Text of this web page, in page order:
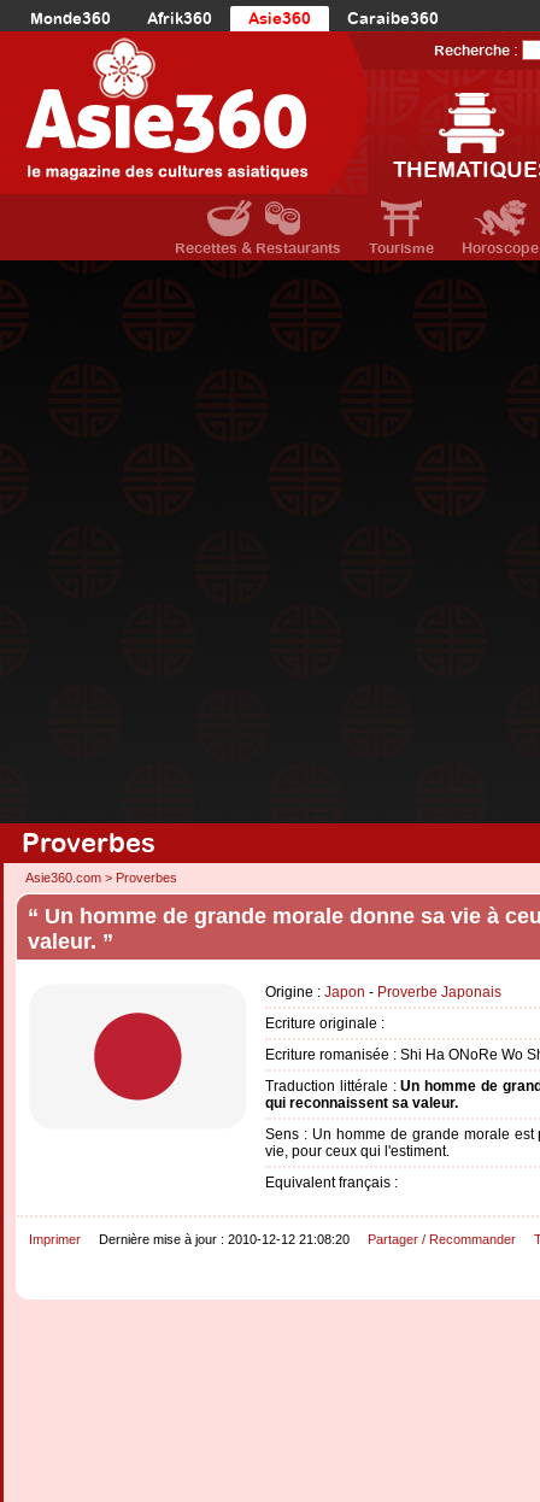
Monde360 Afrik360 Asie360
Caraibe360
Europe360
AmériqueDuNord360
Océanie360
Recherche :
Recettes & Restaurants Tourisme Horoscope
Proverbes
Asie360.com > Proverbes
“ Un homme de grande morale donne sa vie à
valeur. ”
Origine : Japon - Proverbe Japonais
Ecriture originale :
Ecriture romanisée : Shi Ha ONoRe Wo
Traduction littérale :Un homme de
qui reconnaissent sa valeur.
Sens : Un homme de grande morale est
vie, pour ceux qui l'estiment.
Equivalent français :
Imprimer Dernière mise à jour : 2010-12-12 21:08:20 Partager / Recommander